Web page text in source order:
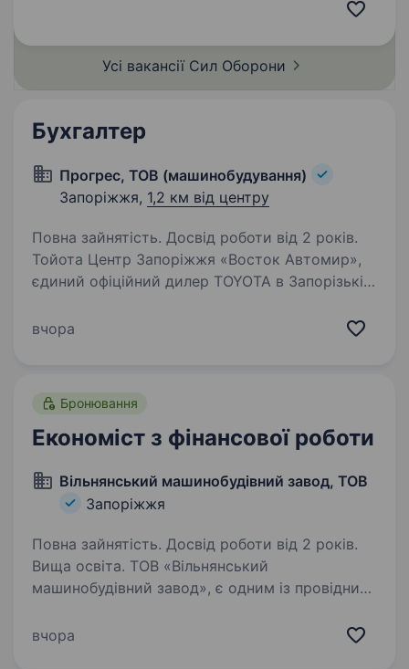
фінансовим напрямком);…
Усі вакансії Сил Оборони
Бухгалтер
Прогрес, ТОВ (машинобудування)
Запоріжжя, 1,2 км від центру
Повна зайнятість. Досвід роботи від 2 років.
Тойота Центр Запоріжжя «Восток Автомир»,
єдиний офіційний дилер TOYOTA в Запорізькій
Бухгалтера Обов’язки: Розрахунок
вчора
Бронювання
Економіст з фінансової роботи
Вільнянський машинобудівний завод, ТОВ
Запоріжжя
Повна зайнятість. Досвід роботи від 2 років.
Вища освіта. ТОВ «Вільнянський
машинобудівний завод», є одним із провідних
машинобудування в Україні з повним циклом
вчора